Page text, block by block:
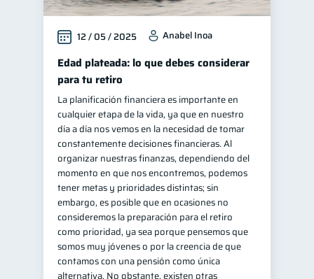
12 / 05 / 2025 Anabel Inoa
Edad plateada: lo que debes considerar
para tu retiro
La planificación financiera es importante en
cualquier etapa de la vida, ya que en nuestro
día a día nos vemos en la necesidad de tomar
constantemente decisiones financieras. Al
organizar nuestras finanzas, dependiendo del
momento en que nos encontremos, podemos
tener metas y prioridades distintas; sin
embargo, es posible que en ocasiones no
consideremos la preparación para el retiro
como prioridad, ya sea porque pensemos que
somos muy jóvenes o por la creencia de que
contamos con una pensión como única
alternativa. No obstante, existen otras